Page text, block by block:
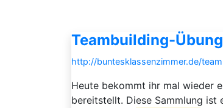
Teambuilding-
http://buntesklassenzimmer.de/
Heute bekommt ihr mal wieder
bereitstellt. Diese Sammlung ist